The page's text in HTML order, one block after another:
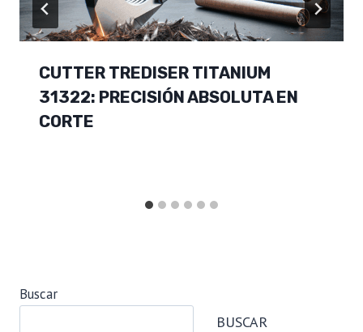
CUTTER TREDISER TITANIUM
31322: PRECISIÓN ABSOLUTA EN
CORTE
Buscar
BUSCAR